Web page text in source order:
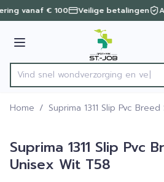
Ga naar de inhoud
1 van 1
vanaf € 100 Veilige betalingen
Menu
Product, merk, categorie...
Vind snel wondverzorgin
Home / Suprima 1311 Slip Pvc
Suprima 1311 Slip Pvc
Unisex Wit T58